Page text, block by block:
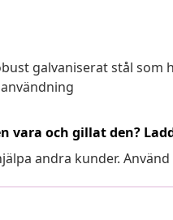
galvaniserat stål som
vara och gillat den?
andra kunder.